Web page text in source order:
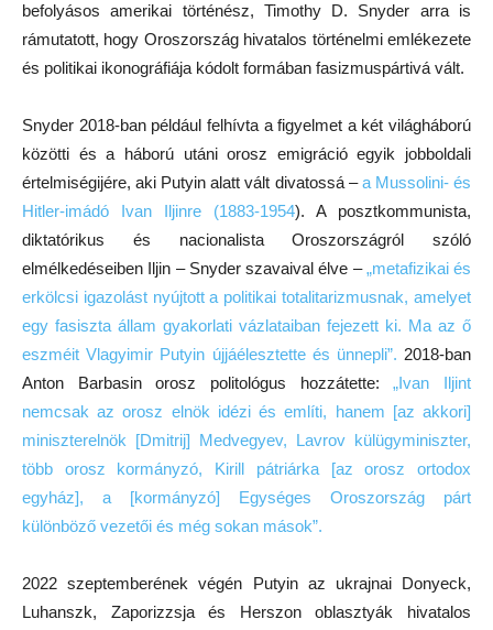
befolyásos amerikai történész, Timothy D. Snyder arra is
rámutatott, hogy Oroszország hivatalos történelmi emlékezete
és politikai ikonográfiája kódolt formában fasizmuspártivá vált.
Snyder 2018-ban például felhívta a figyelmet a két világháború
közötti és a háború utáni orosz emigráció egyik jobboldali
értelmiségijére, aki Putyin alatt vált divatossá –a Mussolini- és
Hitler-imádó Ivan Iljinre (1883-1954). A posztkommunista,
diktatórikus és nacionalista Oroszországról szóló
elmélkedéseiben Iljin – Snyder szavaival élve –„metafizikai és
erkölcsi igazolást nyújtott a politikai totalitarizmusnak, amelyet
egy fasiszta állam gyakorlati vázlataiban fejezett ki. Ma az ő
eszméit Vlagyimir Putyin újjáélesztette és ünnepli”. 2018-ban
Anton Barbasin orosz politológus hozzátette:„Ivan Iljint
nemcsak az orosz elnök idézi és említi, hanem [az akkori]
miniszterelnök [Dmitrij] Medvegyev, Lavrov külügyminiszter,
több orosz kormányzó, Kirill pátriárka [az orosz ortodox
egyház], a [kormányzó] Egységes Oroszország párt
különböző vezetői és még sokan mások”.
2022 szeptemberének végén Putyin az ukrajnai Donyeck,
Luhanszk, Zaporizzsja és Herszon oblasztyák hivatalos